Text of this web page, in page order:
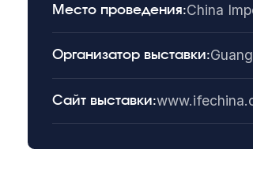
Место проведения:China
Организатор выставки:
Сайт выставки: